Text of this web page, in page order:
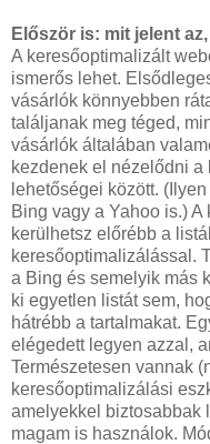
Először is: mit jelent
A keresőoptimalizált
ismerős lehet.
vásárlók könnyebben
találjanak meg téged,
vásárlók általában
kezdenek el nézelődni
lehetőségei között.
Bing vagy a Yahoo is.)
kerülhetsz előrébb a
keresőoptimalizálással.
a Bing és semelyik más
ki egyetlen listát sem,
hátrébb a tartalmakat.
elégedett legyen azzal,
Természetesen vannak
keresőoptimalizálási
amelyekkel biztosabbak
magam is használok.